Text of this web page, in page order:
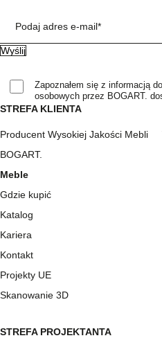
STREFA KLIENTA
Producent Wysokiej Jakości Mebli
BOGART.
Meble
Gdzie kupić
Katalog
Kariera
Kontakt
Projekty UE
Skanowanie 3D
STREFA PROJEKTANTA
Podaj adres e-mail*
Zapoznałem się z informacją
osobowych przez BOGART.